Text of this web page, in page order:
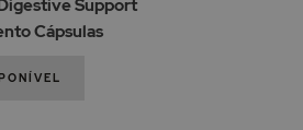
Support
Cápsulas